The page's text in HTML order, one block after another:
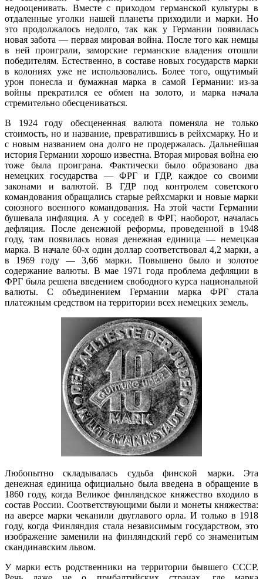
недооценивать. Вместе с приходом германской культуры в
отдаленные уголки нашей планеты приходили и марки. Но
это продолжалось недолго, так как у Германии появилась
новая забота — первая мировая война. После того как немцы
в ней проиграли, заморские германские владения отошли
победителям. Естественно, в составе новых государств марки
в колониях уже не использовались. Более того, ощутимый
урон понесла и бумажная марка в самой Германии: из-за
войны прекратился ее обмен на золото, и марка начала
стремительно обесцениваться.
В 1924 году обесцененная валюта поменяла не только
стоимость, но и название, превратившись в рейхсмарку. Но и
с новым названием она долго не продержалась. Дальнейшая
история Германии хорошо известна. Вторая мировая война ею
тоже была проиграна. Фактически было образовано два
немецких государства — ФРГ и ГДР, каждое со своими
законами и валютой. В ГДР под контролем советского
командования обращались старые рейхсмарки и новые марки
союзного военного командования. На этой части Германии
бушевала инфляция. А у соседей в ФРГ, наоборот, началась
дефляция. После денежной реформы, проведенной в 1948
году, там появилась новая денежная единица — немецкая
марка. В начале 60-х один доллар соответствовал 4,2 марки, а
в 1969 году — 3,66 марки. Повышено было и золотое
содержание валюты. В мае 1971 года проблема дефляции в
ФРГ была решена введением свободного курса национальной
валюты. С объединением Германии марка ФРГ стала
платежным средством на территории всех немецких земель.
Любопытно складывалась судьба финской марки. Эта
денежная единица официально была введена в обращение в
1860 году, когда Великое финляндское княжество входило в
состав России. Соответствующими были и монеты княжества:
на аверсе марки чеканили двуглавого орла. И только в 1918
году, когда Финляндия стала независимым государством, это
изображение заменили на финляндский герб со знаменитым
скандинавским львом.
У марки есть родственники на территории бывшего СССР.